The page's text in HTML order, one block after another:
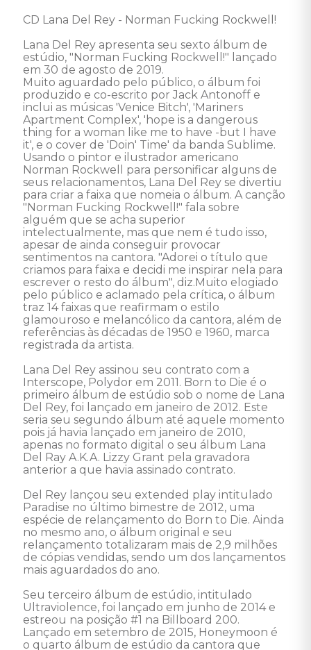
CD Lana Del Rey - Norman Fucking Rockwell!
Lana Del Rey apresenta seu sexto álbum de
estúdio, "Norman Fucking Rockwell!" lançado
em 30 de agosto de 2019.
Muito aguardado pelo público, o álbum foi
produzido e co-escrito por Jack Antonoff e
inclui as músicas 'Venice Bitch', 'Mariners
Apartment Complex', 'hope is a dangerous
thing for a woman like me to have -but I have
it', e o cover de 'Doin' Time' da banda Sublime.
Usando o pintor e ilustrador americano
Norman Rockwell para personificar alguns de
seus relacionamentos, Lana Del Rey se divertiu
para criar a faixa que nomeia o álbum. A canção
"Norman Fucking Rockwell!" fala sobre
alguém que se acha superior
intelectualmente, mas que nem é tudo isso,
apesar de ainda conseguir provocar
sentimentos na cantora. "Adorei o título que
criamos para faixa e decidi me inspirar nela para
escrever o resto do álbum", diz.Muito elogiado
pelo público e aclamado pela crítica, o álbum
traz 14 faixas que reafirmam o estilo
glamouroso e melancólico da cantora, além de
referências às décadas de 1950 e 1960, marca
registrada da artista.
Lana Del Rey assinou seu contrato com a
Interscope, Polydor em 2011. Born to Die é o
primeiro álbum de estúdio sob o nome de Lana
Del Rey, foi lançado em janeiro de 2012. Este
seria seu segundo álbum até aquele momento
pois já havia lançado em janeiro de 2010,
apenas no formato digital o seu álbum Lana
Del Ray A.K.A. Lizzy Grant pela gravadora
anterior a que havia assinado contrato.
Del Rey lançou seu extended play intitulado
Paradise no último bimestre de 2012, uma
espécie de relançamento do Born to Die. Ainda
no mesmo ano, o álbum original e seu
relançamento totalizaram mais de 2,9 milhões
de cópias vendidas, sendo um dos lançamentos
mais aguardados do ano.
Seu terceiro álbum de estúdio, intitulado
Ultraviolence, foi lançado em junho de 2014 e
estreou na posição #1 na Billboard 200.
Lançado em setembro de 2015, Honeymoon é
o quarto álbum de estúdio da cantora que